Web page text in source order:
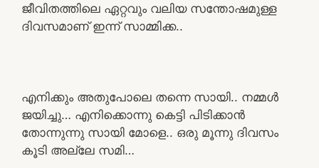
ജീവിതത്തിലെ ഏറ്റവും വലിയ സന്തോഷമുള്ള
ദിവസമാണ് ഇന്ന് സാമ്മിക്ക..
എനിക്കും അതുപോലെ തന്നെ സായി.. നമ്മൾ
ജയിച്ചു… എനിക്കൊന്നു കെട്ടി പിടിക്കാൻ
തോന്നുന്നു സായി മോളെ.. ഒരു മൂന്നു ദിവസം
കൂടി അല്ലേ സമി…